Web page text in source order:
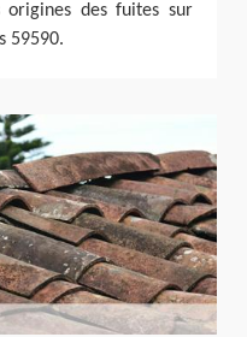
des fuites sur
59590.